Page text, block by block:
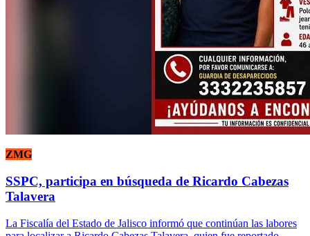
ZMG
SSPC, participa en búsqueda de Ricardo Cabezas
Talavera
La Fiscalía del Estado de Jalisco informó que continúan las labores